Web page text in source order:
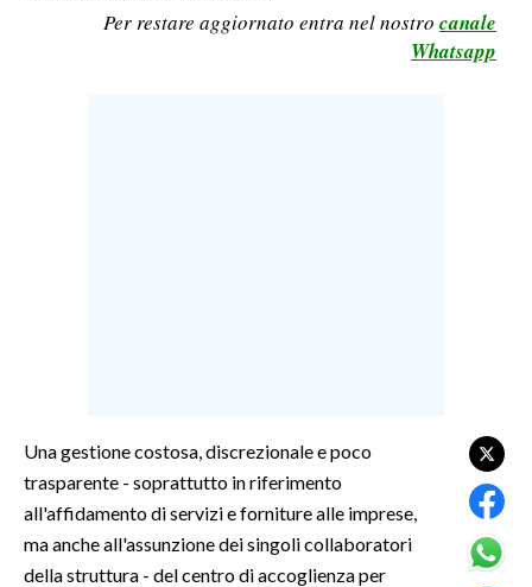
GOSSIP
SALUTE
Per restare aggiornato entra nel nostro canale
Whatsapp
Una gestione costosa, discrezionale e poco
trasparente - soprattutto in riferimento
all'affidamento di servizi e forniture alle imprese,
ma anche all'assunzione dei singoli collaboratori
della struttura - del centro di accoglienza per